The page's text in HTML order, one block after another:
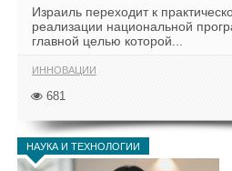
Израиль переходит к
реализации национальной
главной целью которой...
ИННОВАЦИИ
681
НАУКА И ТЕХНОЛОГИИ